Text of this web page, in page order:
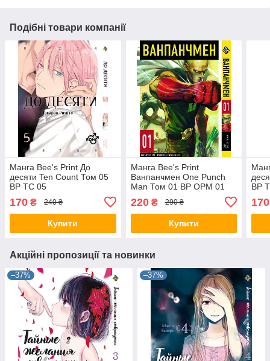
Подібні товари компанії
Манга Bee's Print До
десяти Ten Count Том 05
ВР TC 05
170 ₴ 240 ₴
Купити
Манга Bee's Print
Ванпанчмен One Punch
Man Том 01 ВР OPM 01
220₴ 290 ₴
Купити
ВР
170
Акційні пропозиції та новинки
–37% –37%